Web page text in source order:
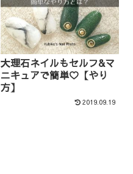
大理石ネイルもセルフ&マ
ニキュアで簡単♡【やり
方】
2019.09.19